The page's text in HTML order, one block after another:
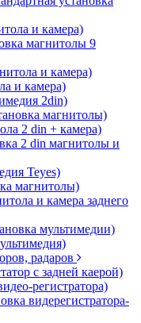
и камера)
магнитолы 9
и камера)
и камера)
2din)
магнитолы)
2 din + камера)
2 din магнитолы и
Teyes)
магнитолы)
и камера заднего
мультимедии)
радаров
с задней каерой)
регистратора)
видерегистратора-